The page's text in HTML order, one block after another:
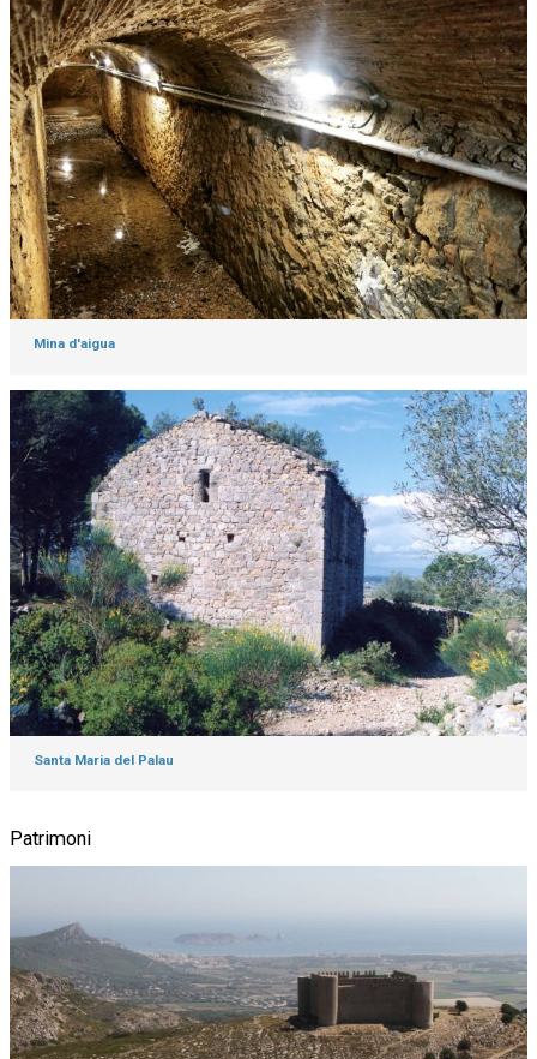
Mina d'aigua
Santa Maria del Palau
Patrimoni